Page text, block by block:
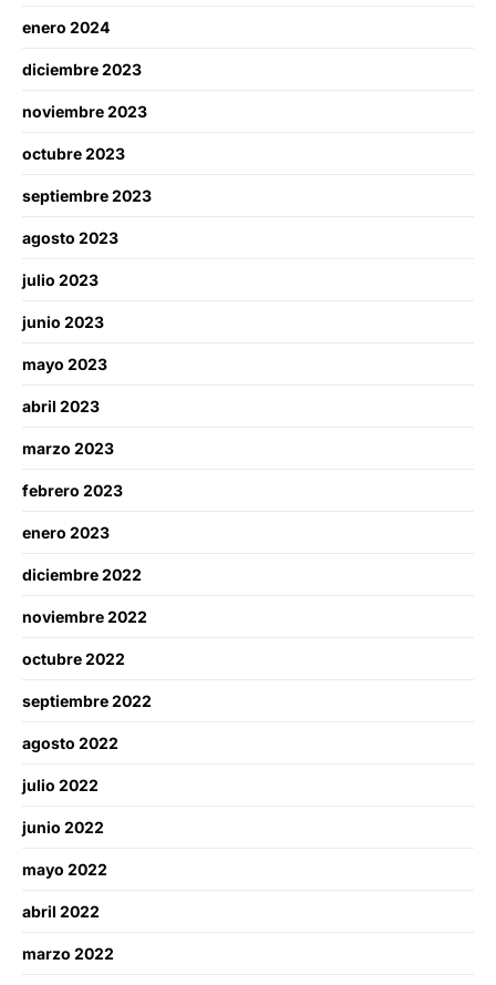
enero 2024
diciembre 2023
noviembre 2023
octubre 2023
septiembre 2023
agosto 2023
julio 2023
junio 2023
mayo 2023
abril 2023
marzo 2023
febrero 2023
enero 2023
diciembre 2022
noviembre 2022
octubre 2022
septiembre 2022
agosto 2022
julio 2022
junio 2022
mayo 2022
abril 2022
marzo 2022